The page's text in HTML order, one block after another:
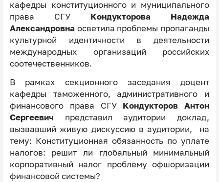
кафедры конституционного и муниципального
права СГУКондукторова Надежда
Александровна осветила проблемы пропаганды
культурной идентичности в деятельности
международных организаций российских
соотечественников.
В рамках секционного заседания доцент
кафедры таможенного, административного и
финансового права СГУКондукторов Антон
Сергеевич представил аудитории доклад,
вызвавший живую дискуссию в аудитории, на
тему: Конституционная обязанность по уплате
налогов: решит ли глобальный минимальный
корпоративный налог проблему офшоризации
финансовой системы?